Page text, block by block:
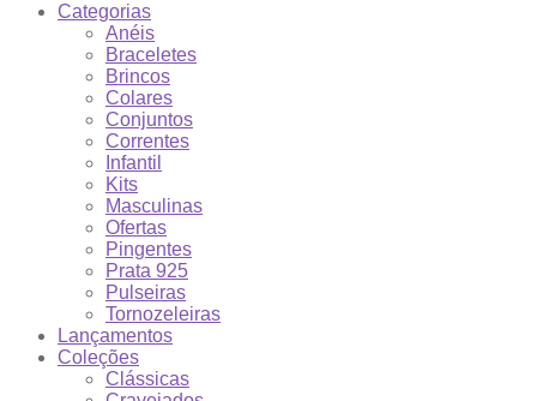
Categorias
Anéis
Braceletes
Brincos
Colares
Conjuntos
Correntes
Infantil
Kits
Masculinas
Ofertas
Pingentes
Prata 925
Pulseiras
Tornozeleiras
Lançamentos
Coleções
Clássicas